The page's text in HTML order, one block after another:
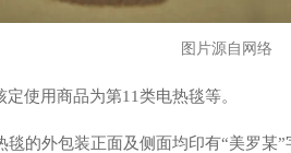
图片源自网络
使用商品为第11类电热毯等。
的外包装正面及侧面均印有“美罗某”